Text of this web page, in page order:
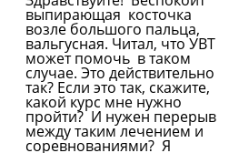
выпирающая косточка
возле большого пальца,
вальгусная. Читал, что УВТ
может помочь в таком
случае. Это действительно
так? Если это так, скажите,
какой курс мне нужно
пройти? И нужен перерыв
между таким лечением и
соревнованиями? Я